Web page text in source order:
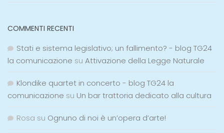
COMMENTI RECENTI
Stati e sistema legislativo; un fallimento? - blog TG24
la comunicazione su Attivazione della Legge Naturale
Klondike quartet in concerto - blog TG24 la
comunicazione su Un bar trattoria dedicato alla cultura
Rosa su Ognuno di noi è un’opera d’arte!